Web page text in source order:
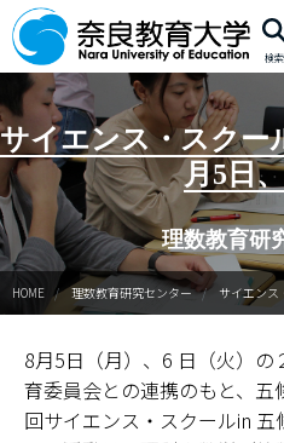
検索
新理数ニュース
新理数プログラム（
サマースクールイン
ウィンタースクール
GUTS（学力向上合
サイエンス・スクー
サイエンス・スクー
月5日
理数教育研
HOME 理数教育研究センター サイエンス
8月5日（月）、6 日（火）
育委員会との連携のもと、
回サイエンス・スクールin 五